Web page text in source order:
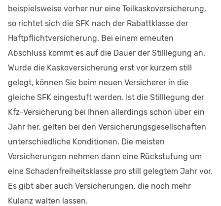
beispielsweise vorher nur eine Teilkaskoversicherung,
so richtet sich die SFK nach der Rabattklasse der
Haftpflichtversicherung. Bei einem erneuten
Abschluss kommt es auf die Dauer der Stilllegung an.
Wurde die Kaskoversicherung erst vor kurzem still
gelegt, können Sie beim neuen Versicherer in die
gleiche SFK eingestuft werden. Ist die Stilllegung der
Kfz-Versicherung bei Ihnen allerdings schon über ein
Jahr her, gelten bei den Versicherungsgesellschaften
unterschiedliche Konditionen. Die meisten
Versicherungen nehmen dann eine Rückstufung um
eine Schadenfreiheitsklasse pro still gelegtem Jahr vor.
Es gibt aber auch Versicherungen, die noch mehr
Kulanz walten lassen.